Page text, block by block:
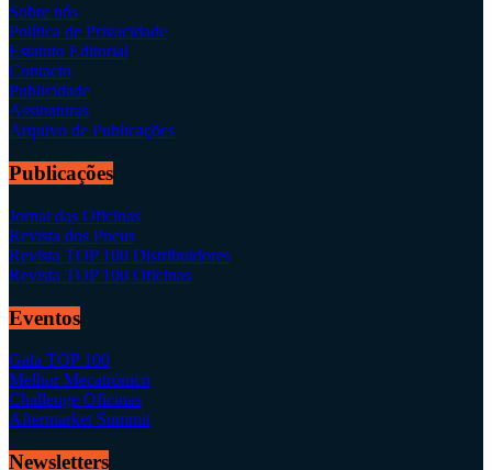
Sobre nós
Política de Privacidade
Estatuto Editorial
Contacto
Publicidade
Assinaturas
Arquivo de Publicações
Publicações
Jornal das Oficinas
Revista dos Pneus
Revista TOP 100 Distribuidores
Revista TOP 100 Oficinas
Eventos
Gala TOP 100
Melhor Mecatrónico
Challenge Oficinas
Aftermarket Summit
Newsletters